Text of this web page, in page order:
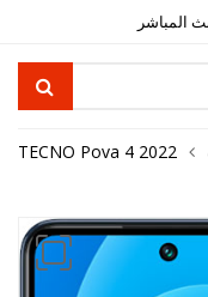
المباشر
TECNO Pova 4 2022